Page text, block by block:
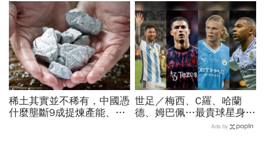
允許花錢買進美國的資格
創7個月來最佳單周
稀土其實並不稀有，中國憑
什麼壟斷9成提煉產能、掐
世足／梅西、C羅、哈蘭
德、姆巴佩…最貴球星身價
73億！選手排行出爐，法
Ads by